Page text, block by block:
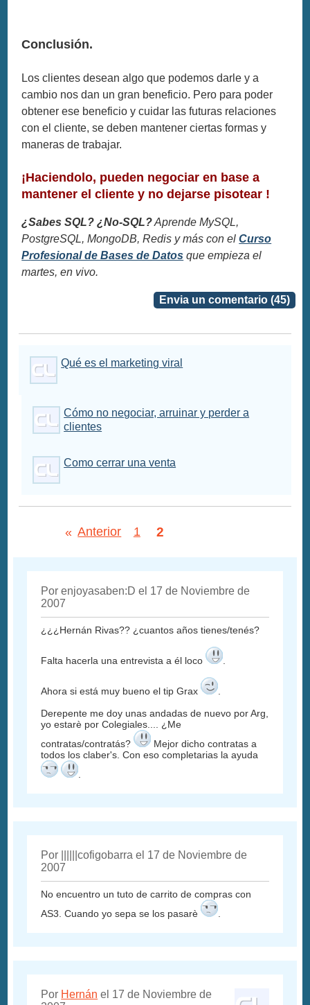
Conclusión.
Los clientes desean algo que podemos darle y a
cambio nos dan un gran beneficio. Pero para poder
obtener ese beneficio y cuidar las futuras relaciones
con el cliente, se deben mantener ciertas formas y
maneras de trabajar.
¡Haciendolo, pueden negociar en base a
mantener el cliente y no dejarse pisotear !
¿Sabes SQL? ¿No-SQL?Aprende MySQL,
PostgreSQL, MongoDB, Redis y más con elCurso
Profesional de Bases de Datos que empieza el
martes, en vivo.
Envia un comentario (45)
Qué es el marketing viral
Cómo no negociar, arruinar y perder a
clientes
Como cerrar una venta
« Anterior 1 2
Por enjoyasaben:D el 17 de Noviembre de
2007
¿¿¿Hernán Rivas?? ¿cuantos años tienes/tenés?
Falta hacerla una entrevista a él loco
Ahora si está muy bueno el tip Grax
Derepente me doy unas andadas de nuevo por Arg,
yo estarè por Colegiales.... ¿Me
contratas/contratás?
Mejor dicho contratas a
todos los claber's. Con eso completarias la ayuda
Por ||||||cofigobarra el 17 de Noviembre de
2007
No encuentro un tuto de carrito de compras con
AS3. Cuando yo sepa se los pasarè
Por Hernán el 17 de Noviembre de